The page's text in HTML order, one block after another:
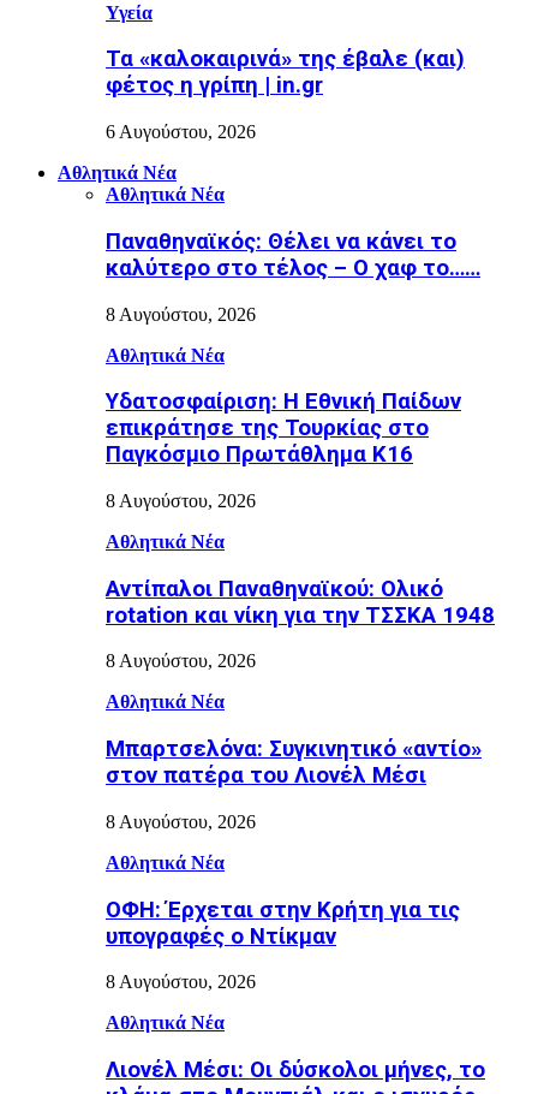
Υγεία
Τα «καλοκαιρινά» της έβαλε (και)
φέτος η γρίπη | in.gr
6 Αυγούστου, 2026
Αθλητικά Νέα
Αθλητικά Νέα
Παναθηναϊκός: Θέλει να κάνει το
καλύτερο στο τέλος – Ο χαφ το……
8 Αυγούστου, 2026
Αθλητικά Νέα
Υδατοσφαίριση: Η Εθνική Παίδων
επικράτησε της Τουρκίας στο
Παγκόσμιο Πρωτάθλημα Κ16
8 Αυγούστου, 2026
Αθλητικά Νέα
Αντίπαλοι Παναθηναϊκού: Ολικό
rotation και νίκη για την ΤΣΣΚΑ 1948
8 Αυγούστου, 2026
Αθλητικά Νέα
Μπαρτσελόνα: Συγκινητικό «αντίο»
στον πατέρα του Λιονέλ Μέσι
8 Αυγούστου, 2026
Αθλητικά Νέα
ΟΦΗ: Έρχεται στην Κρήτη για τις
υπογραφές ο Ντίκμαν
8 Αυγούστου, 2026
Αθλητικά Νέα
Λιονέλ Μέσι: Οι δύσκολοι μήνες, το